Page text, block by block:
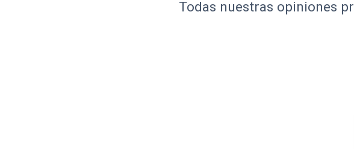
Todas nuestras opiniones